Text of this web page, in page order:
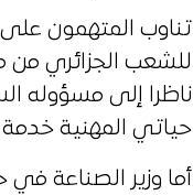
تناوب المتهمون
للشعب الجزائري
ناظرا إلى مسؤوله
حياتي المهنية خدمة
أما وزير الصناعة